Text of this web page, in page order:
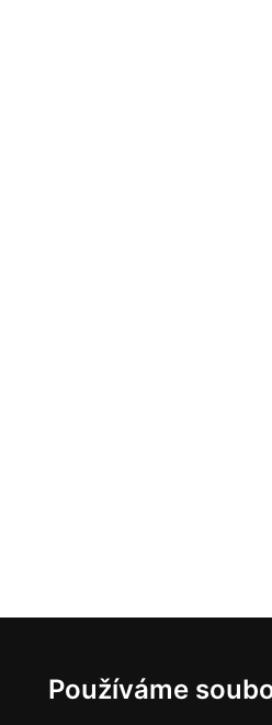
Používáme